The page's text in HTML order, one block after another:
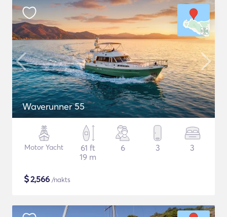
Waverunner 55
Motor Yacht
61 ft
19 m
6 3 3
$2,566 /nakts